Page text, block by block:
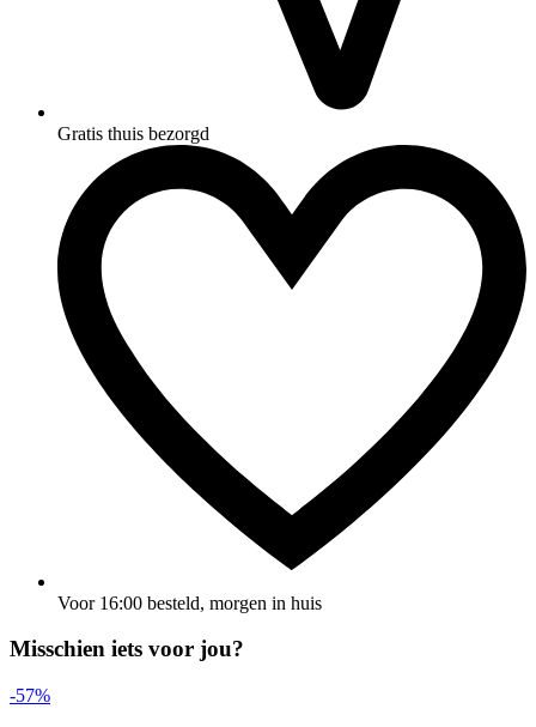
Gratis thuis bezorgd
Voor 16:00 besteld, morgen in huis
Misschien iets voor jou?
-57%